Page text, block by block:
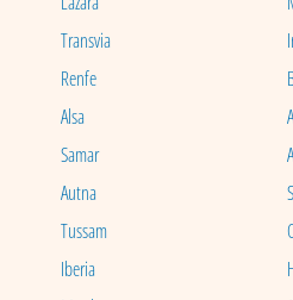
Transvia
Renfe
Alsa
Samar
Autna
Tussam
Iberia